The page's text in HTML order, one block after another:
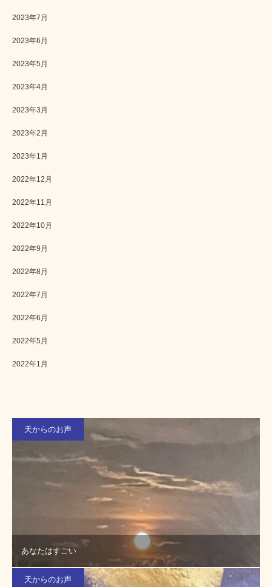
2023年7月
2023年6月
2023年5月
2023年4月
2023年3月
2023年2月
2023年1月
2022年12月
2022年11月
2022年10月
2022年9月
2022年8月
2022年7月
2022年6月
2022年5月
2022年1月
天からのお声
あなたはすごい
天からのお声